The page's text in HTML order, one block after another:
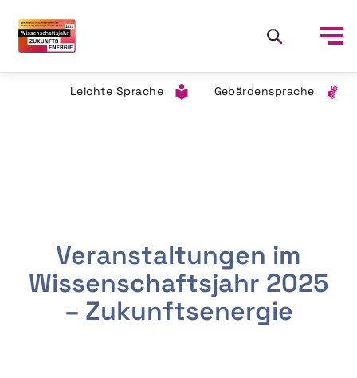
Leichte Sprache Gebärdensprache
Veranstaltungen im
Wissenschaftsjahr 2025
– Zukunftsenergie